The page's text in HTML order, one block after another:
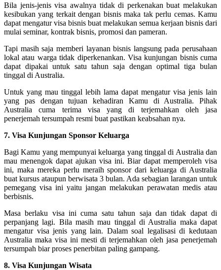
Bila jenis-jenis visa awalnya tidak di perkenakan buat melakukan
kesibukan yang terkait dengan bisnis maka tak perlu cemas. Kamu
dapat mengatur visa bisnis buat melakukan semua kerjaan bisnis dari
mulai seminar, kontrak bisnis, promosi dan pameran.
Tapi masih saja memberi layanan bisnis langsung pada perusahaan
lokal atau warga tidak diperkenankan. Visa kunjungan bisnis cuma
dapat dipakai untuk satu tahun saja dengan optimal tiga bulan
tinggal di Australia.
Untuk yang mau tinggal lebih lama dapat mengatur visa jenis lain
yang pas dengan tujuan kehadiran Kamu di Australia. Pihak
Australia cuma terima visa yang di terjemahkan oleh jasa
penerjemah tersumpah resmi buat pastikan keabsahan nya.
7. Visa Kunjungan Sponsor Keluarga
Bagi Kamu yang mempunyai keluarga yang tinggal di Australia dan
mau menengok dapat ajukan visa ini. Biar dapat memperoleh visa
ini, maka mereka perlu meraih sponsor dari keluarga di Australia
buat kursus ataupun berwisata 3 bulan. Ada sebagian larangan untuk
pemegang visa ini yaitu jangan melakukan perawatan medis atau
berbisnis.
Masa berlaku visa ini cuma satu tahun saja dan tidak dapat di
perpanjang lagi. Bila masih mau tinggal di Australia maka dapat
mengatur visa jenis yang lain. Dalam soal legalisasi di kedutaan
Australia maka visa ini mesti di terjemahkan oleh jasa penerjemah
tersumpah biar proses penerbitan paling gampang.
8. Visa Kunjungan Wisata